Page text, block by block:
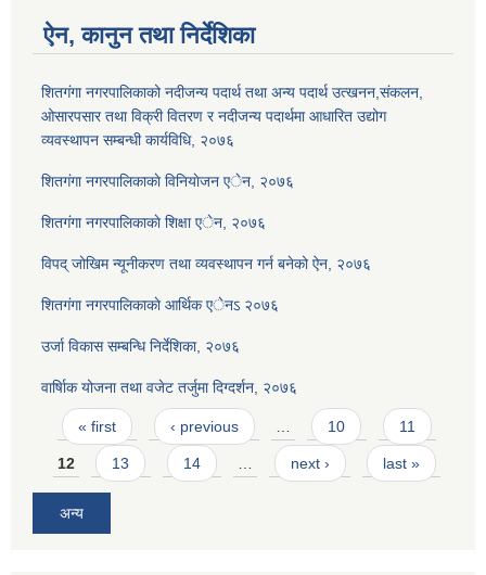
ऐन, कानुन तथा निर्देशिका
शितगंगा नगरपालिकाको नदीजन्य पदार्थ तथा अन्य पदार्थ उत्खनन,संकलन,
ओसारपसार तथा विक्री वितरण र नदीजन्य पदार्थमा आधारित उद्योग
व्यवस्थापन सम्बन्धी कार्यविधि, २०७६
शितगंगा नगरपालिकाकाे विनियाेजन एेन, २०७६
शितगंगा नगरपालिकाकाे शिक्षा एेन, २०७६
विपद् जोखिम न्यूनीकरण तथा व्यवस्थापन गर्न बनेको ऐन, २०७६
शितगंगा नगरपालिकाकाे आर्थिक एेनऽ २०७६
उर्जा विकास सम्बन्धि निर्देशिका, २०७६
वार्षािक योजना तथा वजेट तर्जुमा दिग्दर्शन, २०७६
Pages
« first ‹ previous 10 11
12 13 14 next › last »
अन्य